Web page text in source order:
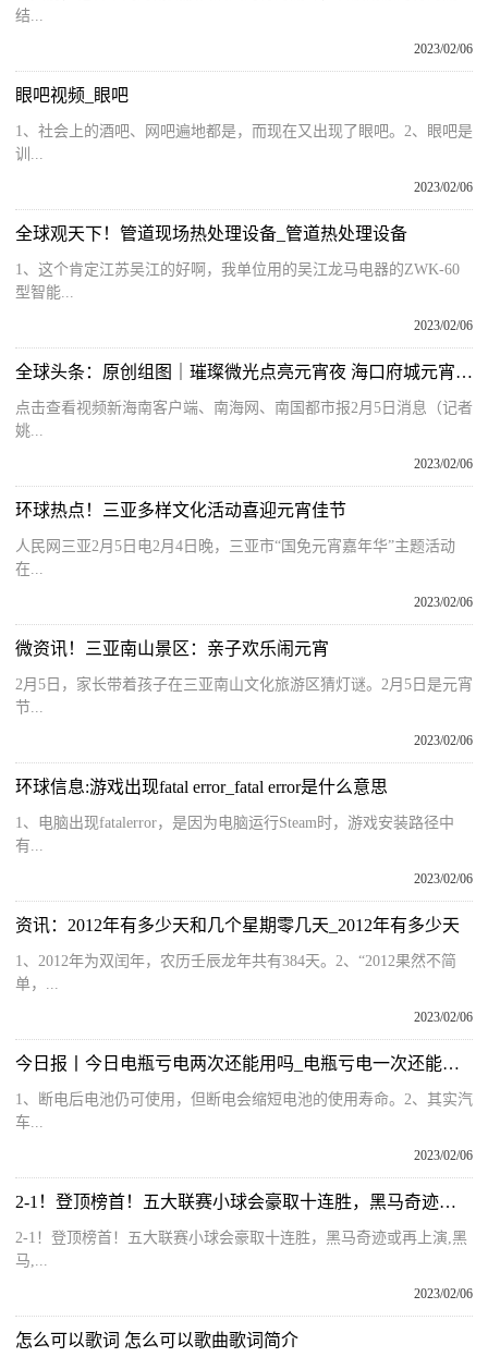
结...
2023/02/06
眼吧视频_眼吧
1、社会上的酒吧、网吧遍地都是，而现在又出现了眼吧。2、眼吧是
训...
2023/02/06
全球观天下！管道现场热处理设备_管道热处理设备
1、这个肯定江苏吴江的好啊，我单位用的吴江龙马电器的ZWK-60
型智能...
2023/02/06
全球头条：原创组图｜璀璨微光点亮元宵夜 海口府城元宵换花节热闹非凡
点击查看视频新海南客户端、南海网、南国都市报2月5日消息（记者
姚...
2023/02/06
环球热点！三亚多样文化活动喜迎元宵佳节
人民网三亚2月5日电2月4日晚，三亚市“国免元宵嘉年华”主题活动
在...
2023/02/06
微资讯！三亚南山景区：亲子欢乐闹元宵
2月5日，家长带着孩子在三亚南山文化旅游区猜灯谜。2月5日是元宵
节...
2023/02/06
环球信息:游戏出现fatal error_fatal error是什么意思
1、电脑出现fatalerror，是因为电脑运行Steam时，游戏安装路径中
有...
2023/02/06
资讯：2012年有多少天和几个星期零几天_2012年有多少天
1、2012年为双闰年，农历壬辰龙年共有384天。2、“2012果然不简
单，...
2023/02/06
今日报丨今日电瓶亏电两次还能用吗_电瓶亏电一次还能用吗
1、断电后电池仍可使用，但断电会缩短电池的使用寿命。2、其实汽
车...
2023/02/06
2-1！登顶榜首！五大联赛小球会豪取十连胜，黑马奇迹或再上演
2-1！登顶榜首！五大联赛小球会豪取十连胜，黑马奇迹或再上演,黑
马,...
2023/02/06
怎么可以歌词 怎么可以歌曲歌词简介